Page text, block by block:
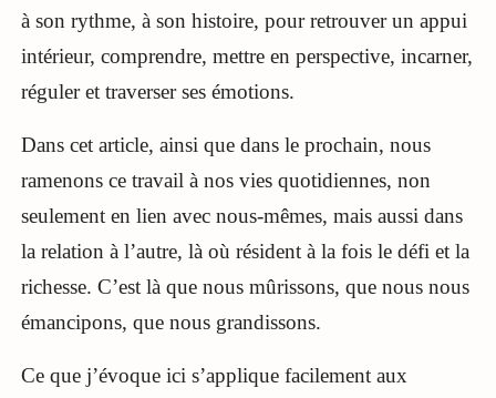
à son rythme, à son histoire, pour retrouver un appui
intérieur, comprendre, mettre en perspective, incarner,
réguler et traverser ses émotions.
Dans cet article, ainsi que dans le prochain, nous
ramenons ce travail à nos vies quotidiennes, non
seulement en lien avec nous-mêmes, mais aussi dans
la relation à l’autre, là où résident à la fois le défi et la
richesse. C’est là que nous mûrissons, que nous nous
émancipons, que nous grandissons.
Ce que j’évoque ici s’applique facilement aux